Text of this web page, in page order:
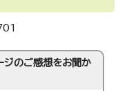
ジのご感想をお聞か